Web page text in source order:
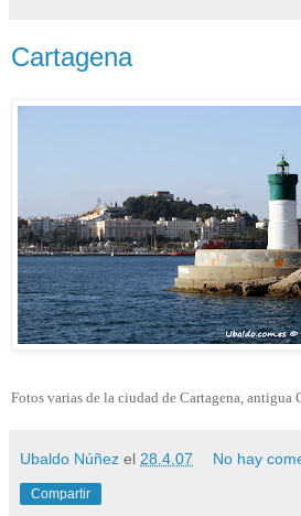
Cartagena
Fotos varias de la ciudad de Cartagena, antigua
Ubaldo Núñez el 28.4.07 No hay
Compartir